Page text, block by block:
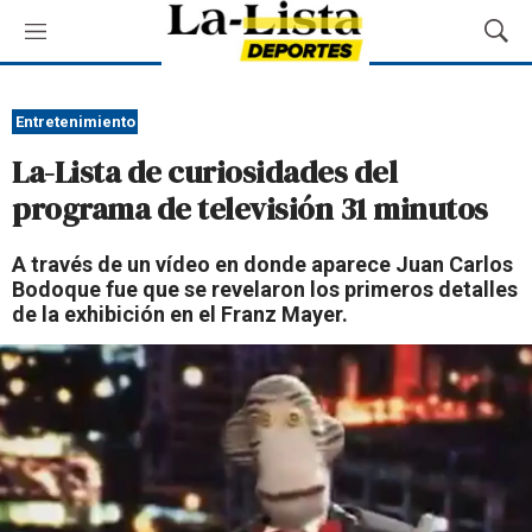
M
e
ú
M
o
s
q
e
d
Entretenimiento
La-Lista de curiosidades del
programa de televisión 31 minutos
A través de un vídeo en donde aparece Juan Carlos
Bodoque fue que se revelaron los primeros detalles
de la exhibición en el Franz Mayer.